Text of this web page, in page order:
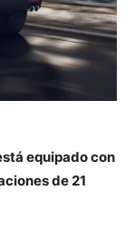
equipado con
de 21